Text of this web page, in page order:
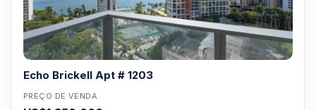
Echo Brickell Apt # 1203
PREÇO DE VENDA